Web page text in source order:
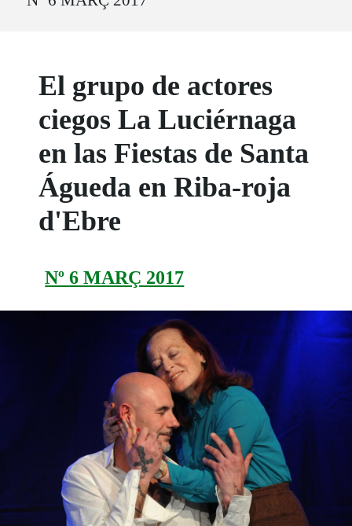
El grupo de actores
ciegos La Luciérnaga
en las Fiestas de Santa
Águeda en Riba-roja
d'Ebre
Nº 6 MARÇ 2017